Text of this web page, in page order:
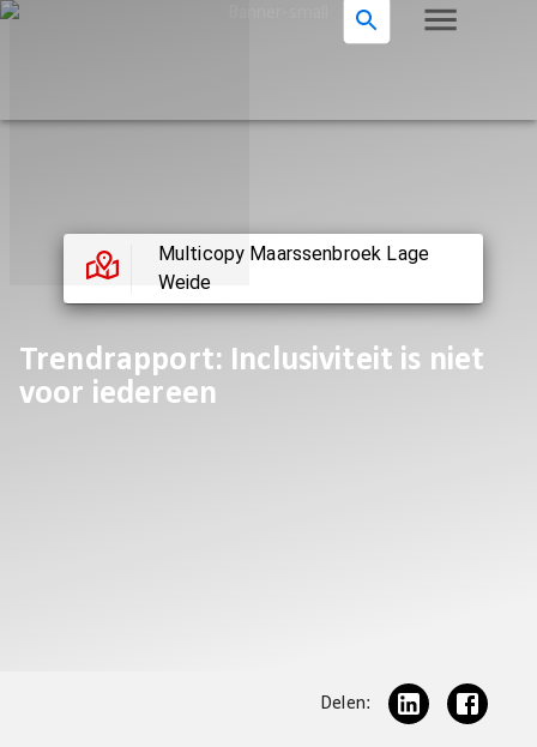
Multicopy Maarssenbroek Lage
Weide
Trendrapport: Inclusiviteit is niet
voor iedereen
Delen: